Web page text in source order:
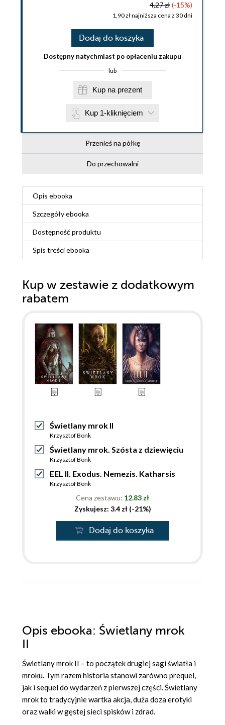
4,27 zł(-15%)
1,90 zł najniższa cena z 30 dni
Dodaj do koszyka
Dostępny natychmiast po opłaceniu zakupu
lub
Kup na prezent
Kup 1-kliknięciem
Przenieś na półkę
Do przechowalni
Opis ebooka
Szczegółyebooka
Dostępność produktu
Spis treściebooka
Kup w zestawie z dodatkowym
rabatem
Świetlany mrok II
Krzysztof Bonk
Świetlany mrok. Szósta z dziewięciu
Krzysztof Bonk
EEL II. Exodus. Nemezis. Katharsis
Krzysztof Bonk
Cena zestawu: 12.83 zł
Zyskujesz: 3.4 zł (-21%)
Dodaj do koszyka
Opis ebooka: Świetlany mrok
Świetlany mrok II – to początek drugiej sagi światła i
mroku. Tym razem historia stanowi zarówno prequel,
jak i sequel do wydarzeń z pierwszej części. Świetlany
mrok to tradycyjnie wartka akcja, duża doza erotyki
oraz walki w gęstej sieci spisków i zdrad.